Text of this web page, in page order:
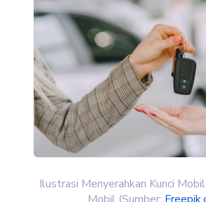
Ilustrasi Menyerahkan Kunci